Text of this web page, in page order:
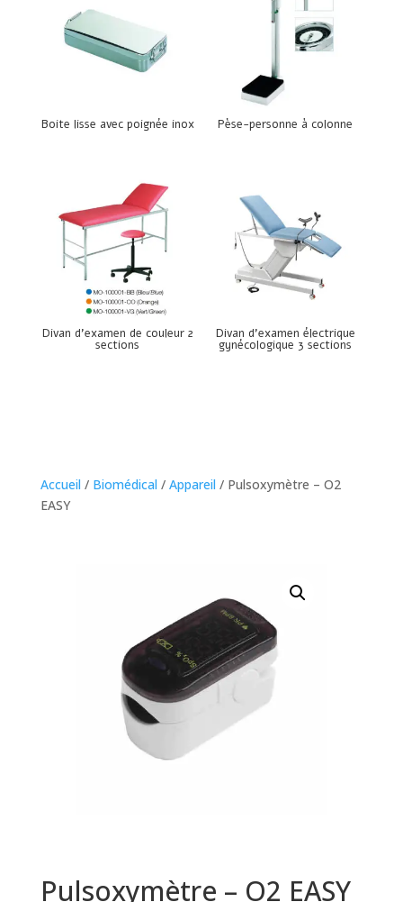
Boite lisse avec poignée inox Pèse-personne à colonne
Divan d’examen de couleur 2
sections
Divan d’examen électrique
gynécologique 3 sections
Accueil / Biomédical / Appareil / Pulsoxymètre – O2
EASY
Pulsoxymètre – O2 EASY